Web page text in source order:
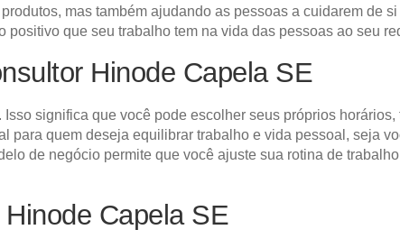
mas também ajudando as pessoas a cuidarem de
que seu trabalho tem na vida das pessoas ao seu
Hinode Capela SE
significa que você pode escolher seus próprios
quem deseja equilibrar trabalho e vida pessoal, seja
de negócio permite que você ajuste sua rotina de
Capela SE